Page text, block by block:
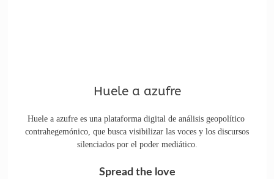
Huele a azufre
Huele a azufre es una plataforma digital de análisis geopolítico
contrahegemónico, que busca visibilizar las voces y los discursos
silenciados por el poder mediático.
Spread the love